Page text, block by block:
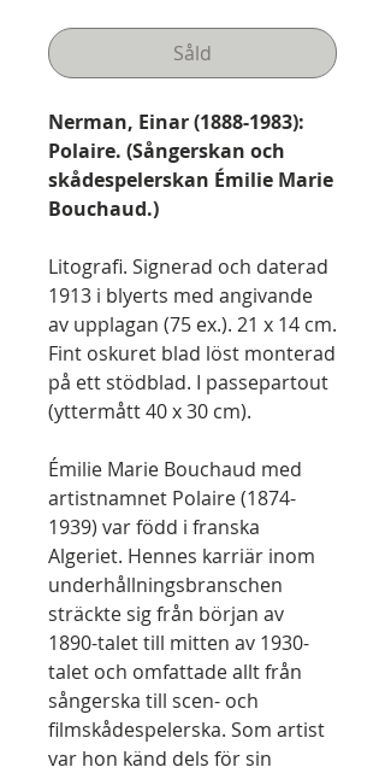
Såld
Nerman, Einar (1888-1983):
Polaire. (Sångerskan och
skådespelerskan Émilie Marie
Bouchaud.)
Litografi. Signerad och daterad
1913 i blyerts med angivande
av upplagan (75 ex.). 21 x 14 cm.
Fint oskuret blad löst monterad
på ett stödblad. I passepartout
(yttermått 40 x 30 cm).
Émilie Marie Bouchaud med
artistnamnet Polaire (1874-
1939) var född i franska
Algeriet. Hennes karriär inom
underhållningsbranschen
sträckte sig från början av
1890-talet till mitten av 1930-
talet och omfattade allt från
sångerska till scen- och
filmskådespelerska. Som artist
var hon känd dels för sin